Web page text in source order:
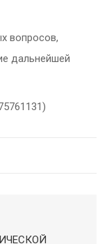
вопросов,
дальнейшей